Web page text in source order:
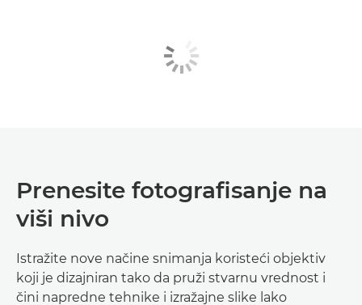
Prenesite fotografisanje na
viši nivo
Istražite nove načine snimanja koristeći objektiv
koji je dizajniran tako da pruži stvarnu vrednost i
čini napredne tehnike i izražajne slike lako